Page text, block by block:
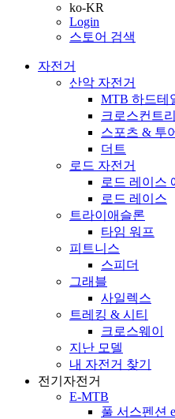
ko-KR
Login
스토어 검색
자전거
산악 자전거
MTB 하드테
크로스컨트
스포츠 & 투
더트
로드 자전거
로드 레이스
로드 레이스
트라이애슬론
타임 워프
피트니스
스피더
그래블
사일렉스
트레킹 & 시티
크로스웨이
지난 모델
내 자전거 찾기
전기자전거
E-MTB
풀 서스펜션